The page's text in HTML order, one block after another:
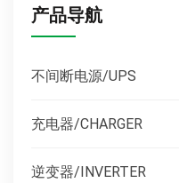
产品导航
不间断电源/UPS
充电器/CHARGER
逆变器/INVERTER